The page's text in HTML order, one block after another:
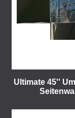
Ultimate 45''